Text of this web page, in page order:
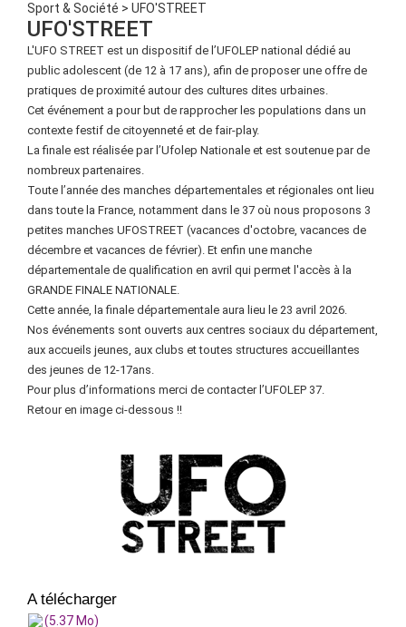
Sport & Société > UFO'STREET
UFO'STREET
L'UFO STREET est un dispositif de l’UFOLEP national dédié au
public adolescent (de 12 à 17 ans), afin de proposer une offre de
pratiques de proximité autour des cultures dites urbaines.
Cet événement a pour but de rapprocher les populations dans un
contexte festif de citoyenneté et de fair-play.
La finale est réalisée par l’Ufolep Nationale et est soutenue par de
nombreux partenaires.
Toute l’année des manches départementales et régionales ont lieu
dans toute la France, notamment dans le 37 où nous proposons 3
petites manches UFOSTREET (vacances d'octobre, vacances de
décembre et vacances de février). Et enfin une manche
départementale de qualification en avril qui permet l'accès à la
GRANDE FINALE NATIONALE.
Cette année, la finale départementale aura lieu le 23 avril 2026.
Nos événements sont ouverts aux centres sociaux du département,
aux accueils jeunes, aux clubs et toutes structures accueillantes
des jeunes de 12-17ans.
Pour plus d’informations merci de contacter l’UFOLEP 37.
Retour en image ci-dessous !!
A télécharger
(5.37 Mo)